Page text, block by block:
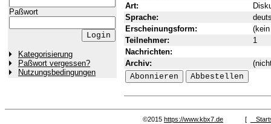
Paßwort
Kategorisierung
Paßwort vergessen?
Nutzungsbedingungen
Art:
Sprache:
Erscheinungsform:
Teilnehmer:
1
Nachrichten:
Archiv:
©2015 https://www.kbx7.de [